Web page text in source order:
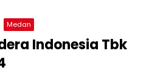
Medan
Indonesia Tbk